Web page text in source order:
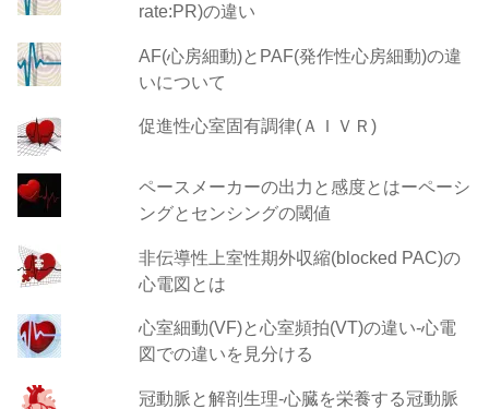
rate:PR)の違い
AF(心房細動)とPAF(発作性心房細動)の違
いについて
促進性心室固有調律(ＡＩＶＲ)
ペースメーカーの出力と感度とはーペーシ
ングとセンシングの閾値
非伝導性上室性期外収縮(blocked PAC)の
心電図とは
心室細動(VF)と心室頻拍(VT)の違い‐心電
図での違いを見分ける
冠動脈と解剖生理-心臓を栄養する冠動脈